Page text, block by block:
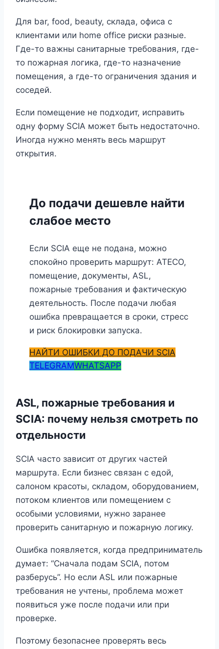
Для bar, food, beauty, склада, офиса с
клиентами или home office риски разные.
Где-то важны санитарные требования, где-
то пожарная логика, где-то назначение
помещения, а где-то ограничения здания и
соседей.
Если помещение не подходит, исправить
одну форму SCIA может быть недостаточно.
Иногда нужно менять весь маршрут
открытия.
До подачи дешевле найти
слабое место
Если SCIA еще не подана, можно
спокойно проверить маршрут: ATECO,
помещение, документы, ASL,
пожарные требования и фактическую
деятельность. После подачи любая
ошибка превращается в сроки, стресс
и риск блокировки запуска.
НАЙТИ ОШИБКИ ДО ПОДАЧИ SCIA
TELEGRAMWHATSAPP
ASL, пожарные требования и
SCIA: почему нельзя смотреть по
отдельности
SCIA часто зависит от других частей
маршрута. Если бизнес связан с едой,
салоном красоты, складом, оборудованием,
потоком клиентов или помещением с
особыми условиями, нужно заранее
проверить санитарную и пожарную логику.
Ошибка появляется, когда предприниматель
думает: “Сначала подам SCIA, потом
разберусь”. Но если ASL или пожарные
требования не учтены, проблема может
появиться уже после подачи или при
проверке.
Поэтому безопаснее проверять весь